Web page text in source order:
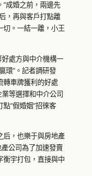
“成婚之前，兩邊先
，再與客戶打點離
切。一結一離，小王
處方與中介機構一
環”。記者調研發
轉車牌獲利的好處
等選擇和中介公司
“假婚姻”招徠客
后，也樂于與房地產
公司為了加速發賣
衡宇打包，直接與中